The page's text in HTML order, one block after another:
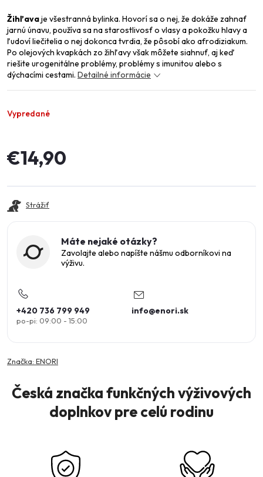
Žihľavaje všestranná bylinka. Hovorí sa o nej, že dokáže zahnať
jarnú únavu, používa sa na starostlivosť o vlasy a pokožku hlavy a
ľudoví liečitelia o nej dokonca tvrdia, že pôsobí ako afrodiziakum.
Po olejových kvapkách zo žihľavy však môžete siahnuť, aj keď
riešite urogenitálne problémy, problémy s imunitou alebo s
dýchacími cestami. Detailné informácie
Vypredané
€14,90
cena:
Strážiť
Máte nejaké otázky?
Zavolajte alebo napíšte nášmu odborníkovi na
výživu.
info@enori.sk
+420 736 799 949
Značka: ENORI
Česká značka funkčných výživových
doplnkov pre celú rodinu